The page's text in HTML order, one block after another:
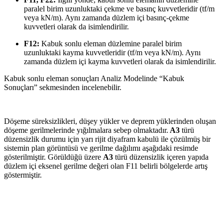
paralel birim uzunluktaki çekme ve basınç kuvvetleridir (tf/m
veya kN/m). Aynı zamanda düzlem içi basınç-çekme
kuvvetleri olarak da isimlendirilir.
F12: Kabuk sonlu eleman düzlemine paralel birim
uzunluktaki kayma kuvvetleridir (tf/m veya kN/m). Aynı
zamanda düzlem içi kayma kuvvetleri olarak da isimlendirilir.
Kabuk sonlu eleman sonuçları Analiz Modelinde “Kabuk
Sonuçları” sekmesinden incelenebilir.
Döşeme süreksizlikleri, düşey yükler ve deprem yüklerinden oluşan
döşeme gerilmelerinde yığılmalara sebep olmaktadır. A3 türü
düzensizlik durumu için yarı rijit diyafram kabulü ile çözülmüş bir
sistemin plan görüntüsü ve gerilme dağılımı aşağıdaki resimde
gösterilmiştir. Görüldüğü üzere A3 türü düzensizlik içeren yapıda
düzlem içi eksenel gerilme değeri olan F11 belirli bölgelerde artış
göstermiştir.